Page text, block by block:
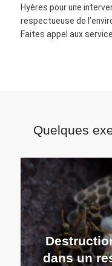
Hyères pour une
respectueuse de
Faites appel aux
Quelques
dans un